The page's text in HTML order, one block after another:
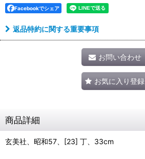
Facebookでシェア
返品特約に関する重要事項
お問い合わせ
お気に入り登録
商品詳細
玄美社、昭和57、[23] 丁、33cm